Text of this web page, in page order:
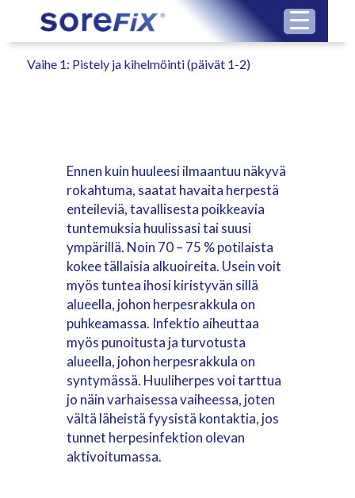
Vaihe 1: Pistely ja kihelmöinti (päivät 1-2)
Ennen kuin huuleesi ilmaantuu näkyvä
rokahtuma, saatat havaita herpestä
enteileviä, tavallisesta poikkeavia
tuntemuksia huulissasi tai suusi
ympärillä. Noin 70 – 75 % potilaista
kokee tällaisia alkuoireita. Usein voit
myös tuntea ihosi kiristyvän sillä
alueella, johon herpesrakkula on
puhkeamassa. Infektio aiheuttaa
myös punoitusta ja turvotusta
alueella, johon herpesrakkula on
syntymässä. Huuliherpes voi tarttua
jo näin varhaisessa vaiheessa, joten
vältä läheistä fyysistä kontaktia, jos
tunnet herpesinfektion olevan
aktivoitumassa.